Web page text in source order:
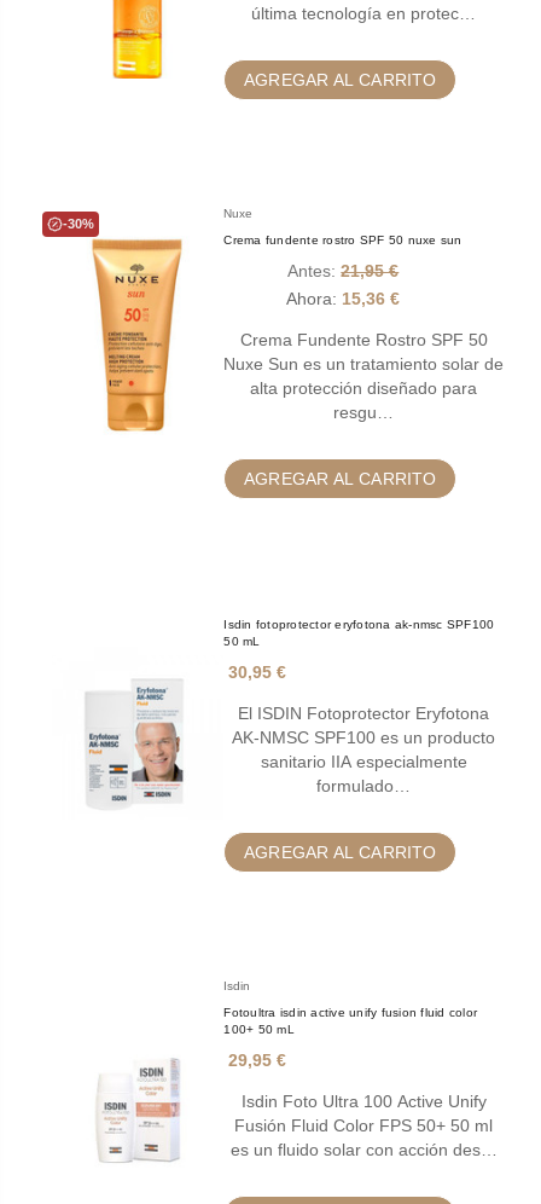
última tecnología en protec…
AGREGAR AL CARRITO
-30%
Nuxe
Crema fundente rostro SPF 50 nuxe sun
Antes: 21,95 €
Ahora: 15,36 €
Crema Fundente Rostro SPF 50
Nuxe Sun es un tratamiento solar de
alta protección diseñado para
resgu…
AGREGAR AL CARRITO
Isdin fotoprotector eryfotona ak-nmsc SPF100
50 mL
30,95 €
El ISDIN Fotoprotector Eryfotona
AK-NMSC SPF100 es un producto
sanitario IIA especialmente
formulado…
AGREGAR AL CARRITO
Isdin
Fotoultra isdin active unify fusion fluid color
100+ 50 mL
29,95 €
Isdin Foto Ultra 100 Active Unify
Fusión Fluid Color FPS 50+ 50 ml
es un fluido solar con acción des…